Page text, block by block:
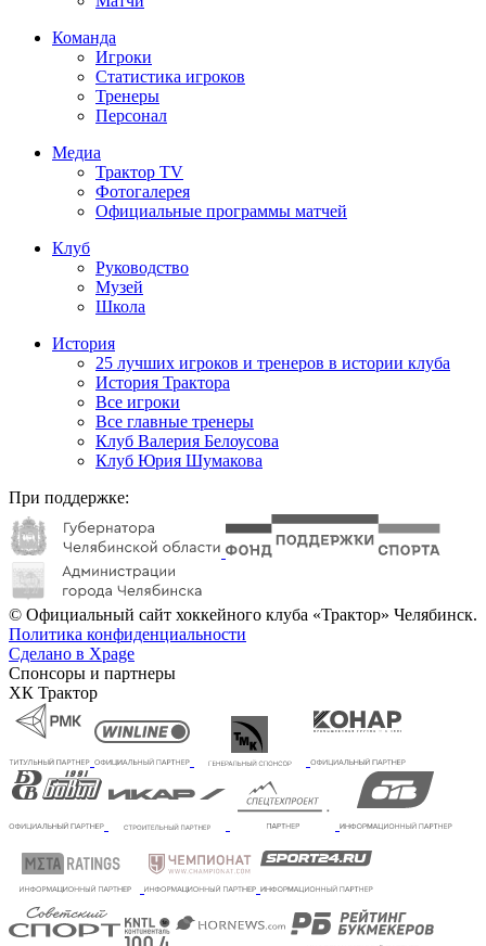
Команда
Игроки
Статистика игроков
Тренеры
Персонал
Медиа
Трактор TV
Фотогалерея
Официальные программы матчей
Клуб
Руководство
Музей
Школа
История
25 лучших игроков и тренеров в истории клуба
История Трактора
Все игроки
Все главные тренеры
Клуб Валерия Белоусова
Клуб Юрия Шумакова
При поддержке:
© Официальный сайт хоккейного клуба «Трактор» Челябинск.
Политика конфиденциальности
Сделано в Xpage
Спонсоры и партнеры
ХК Трактор